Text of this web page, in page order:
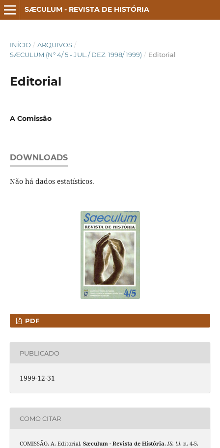
SÆCULUM - REVISTA DE HISTÓRIA
INÍCIO / ARQUIVOS /
SÆCULUM (N° 4/ 5 - JUL./ DEZ. 1998/ 1999) / Editorial
Editorial
A Comissão
DOWNLOADS
Não há dados estatísticos.
PDF
PUBLICADO
1999-12-31
COMO CITAR
COMISSÃO, A. Editorial. Sæculum - Revista de História, [S. l.], n. 4-5,